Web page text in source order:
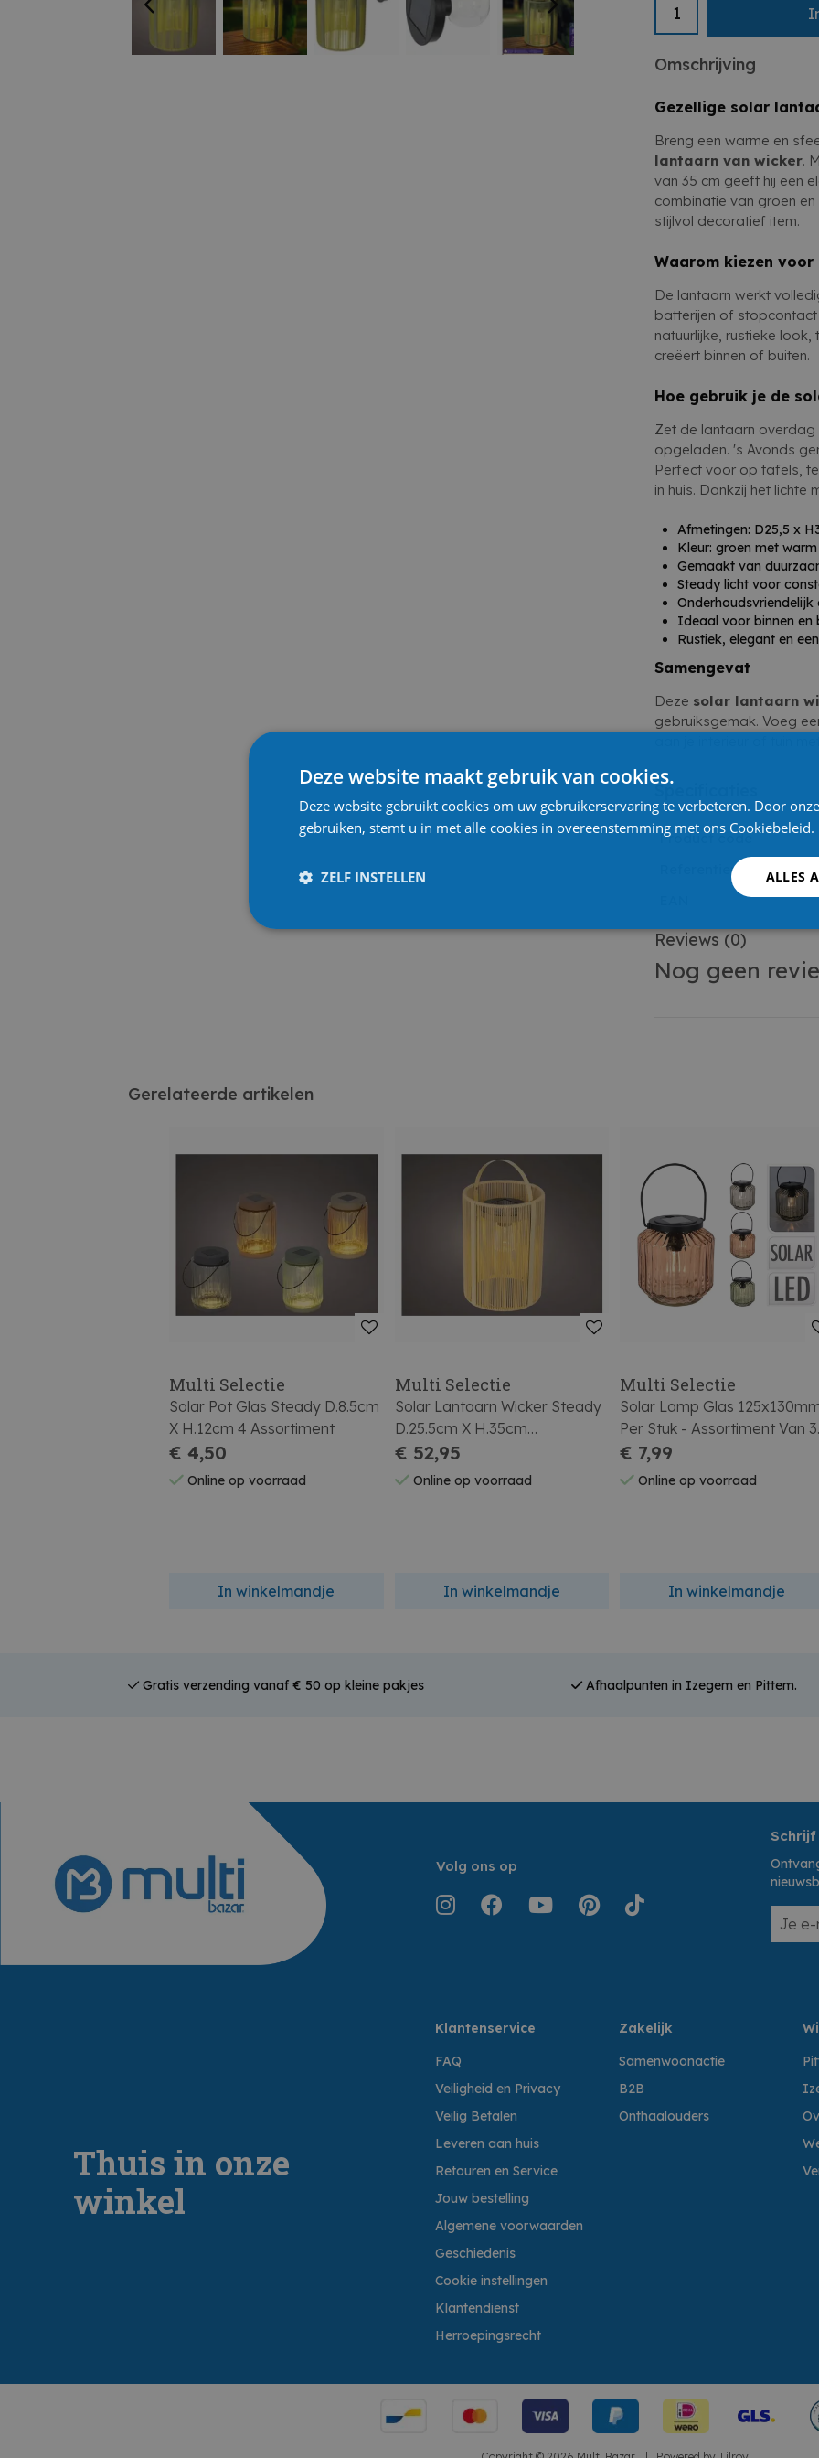
Ideaal voor binnen en
Rustiek, elegant en
Deze
solar lantaarn
gebruiksgemak. Voeg
Omschrijving
Gezellige solar
Breng een warme en
lantaarn van wicker.
van 35 cm geeft hij een
combinatie van groen
stijlvol decoratief item.
Waarom kiezen
De lantaarn werkt
batterijen of
natuurlijke, rustieke
creëert binnen of buiten.
Hoe gebruik je de
Zet de lantaarn
opgeladen. 's Avonds
Perfect voor op tafels,
in huis. Dankzij het
Afmetingen: D25,5 x
Kleur: groen met
Gemaakt van
Steady licht voor
Onderhoudsvriendelijk
Ideaal voor binnen en
Rustiek, elegant en
Samengevat
Deze solar lantaarn
gebruiksgemak. Voeg
Specificaties
Product code
Referentienummer
Reviews (0)
Nog geen
Gerelateerde artikelen
Multi Selectie
Solar Pot Glas Steady D.8.5cm
X H.12cm 4 Assortiment
€ 4,50
Online op voorraad
In winkelmandje
Multi Selectie
Solar Lantaarn Wicker Steady
D.25.5cm X H.35cm
Naturel/warm Wit
€ 52,95
Online op voorraad
In winkelmandje
Multi Selectie
Solar Lamp Glas
Per Stuk - Assortiment Van 3
Kleuren
€ 7,99
Online op voorraad
In winkelmandje
Gratis verzending vanaf € 50 op kleine pakjes Afhaalpunten in Izegem en Pittem.
Volg ons op
Thuis in onze
winkel
Klantenservice
FAQ
Veiligheid en Privacy
Veilig Betalen
Leveren aan huis
Retouren en Service
Jouw bestelling
Algemene voorwaarden
Geschiedenis
Cookie instellingen
Klantendienst
Herroepingsrecht
Zakelijk
Samenwoonactie
B2B
Onthaalouders
Deze website maakt gebruik van cookies.
Deze website gebruikt cookies om uw gebruikerservaring te verbeteren. Door
gebruiken, stemt u in met alle cookies in overeenstemming met ons Cookiebeleid.
ALLES
ZELF INSTELLEN